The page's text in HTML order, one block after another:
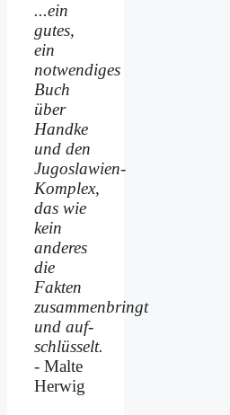
...ein
gutes,
ein
notwendiges
Buch
über
Handke
und den
Jugoslawien-
Komplex,
das wie
kein
anderes
die
Fakten
zusammenbringt
und auf­
schlüsselt.
- Malte
Herwig